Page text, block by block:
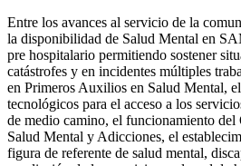
Entre los avances al servicio de la
la disponibilidad de Salud Mental en
pre hospitalario permitiendo sostener
catástrofes y en incidentes múltiples
en Primeros Auxilios en Salud Mental,
tecnológicos para el acceso a los
de medio camino, el funcionamiento
Salud Mental y Adicciones, el
figura de referente de salud mental,